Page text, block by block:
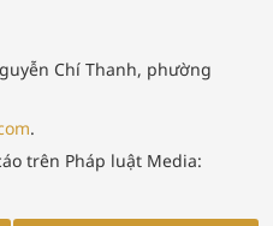
Chí Thanh, phường
.
trên Pháp luật Media: